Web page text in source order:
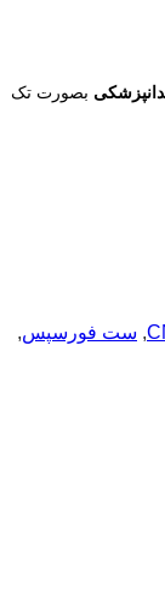
بصورت تک
, ست فورسپس,